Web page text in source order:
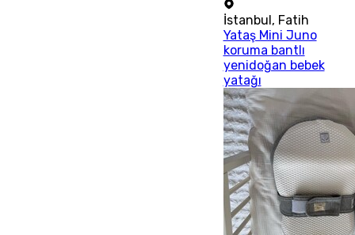
İstanbul, Fatih
Yataş Mini Juno
koruma bantlı
yenidoğan bebek
yatağı